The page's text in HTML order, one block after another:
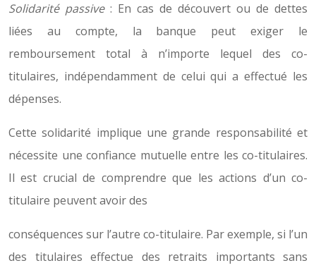
Solidarité passive : En cas de découvert ou de dettes
liées au compte, la banque peut exiger le
remboursement total à n’importe lequel des co-
titulaires, indépendamment de celui qui a effectué les
dépenses.
Cette solidarité implique une grande responsabilité et
nécessite une confiance mutuelle entre les co-titulaires.
Il est crucial de comprendre que les actions d’un co-
titulaire peuvent avoir des
conséquences sur l’autre co-titulaire. Par exemple, si l’un
des titulaires effectue des retraits importants sans